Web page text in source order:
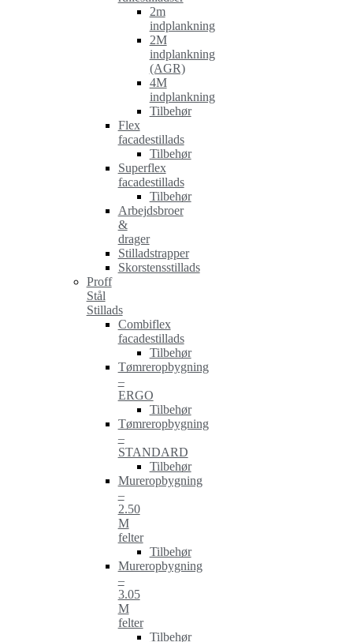
2m
indplankning
2M
indplankning
(AGR)
4M
indplankning
Tilbehør
Flex
facadestillads
Tilbehør
Superflex
facadestillads
Tilbehør
Arbejdsbroer
&
drager
Stilladstrapper
Skorstensstillads
Proff
Stål
Stillads
Combiflex
facadestillads
Tilbehør
Tømreropbygning
–
ERGO
Tilbehør
Tømreropbygning
–
STANDARD
Tilbehør
Mureropbygning
–
2.50
M
felter
Tilbehør
Mureropbygning
–
3.05
M
felter
Tilbehør